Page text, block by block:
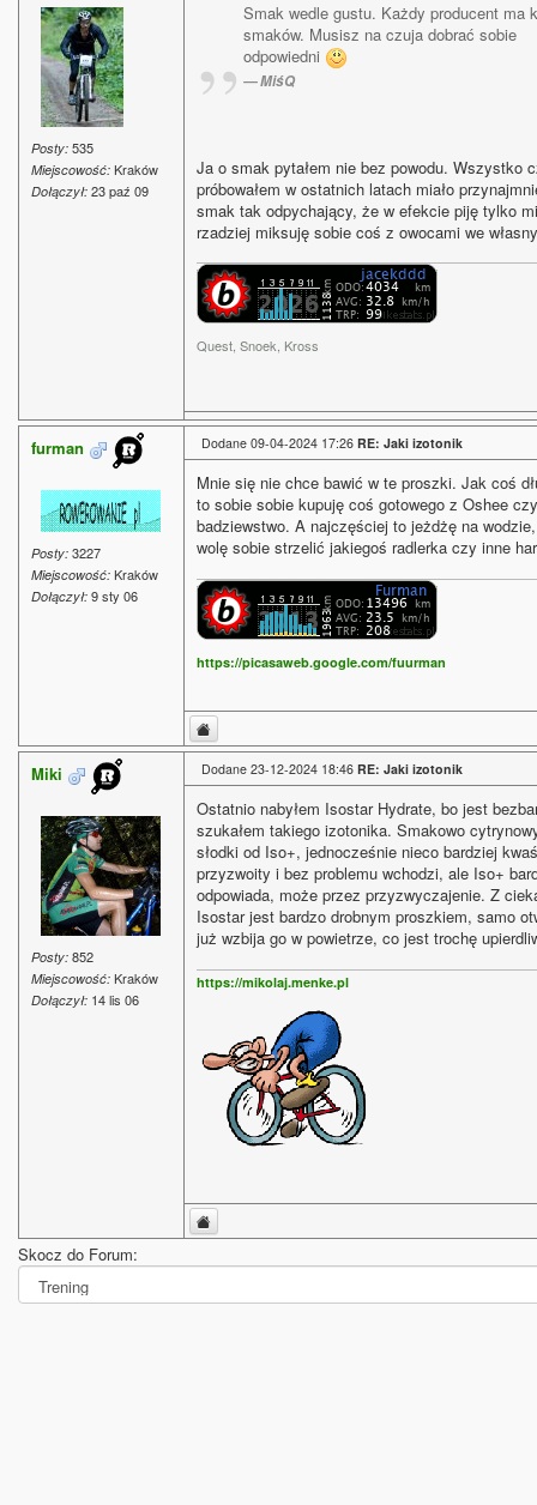
Posty: 535
Miejscowość: Kraków
Dołączył: 23 paź 09
Smak wedle gustu. Każdy producent ma
smaków. Musisz na czuja dobrać sobie
odpowiedni
MiśQ
Ja o smak pytałem nie bez powodu. Wszystko
próbowałem w ostatnich latach miało
smak tak odpychający, że w efekcie piję tylko
rzadziej miksuję sobie coś z owocami we
Quest, Snoek, Kross
furman
Posty: 3227
Miejscowość: Kraków
Dołączył: 9 sty 06
Dodane 09-04-2024 17:26 RE: Jaki izotonik
Mnie się nie chce bawić w te proszki. Jak coś
to sobie sobie kupuję coś gotowego z Oshee
badziewstwo. A najczęściej to jeżdżę na
wolę sobie strzelić jakiegoś radlerka czy inne
https://picasaweb.google.com/fuurman
Miki
Posty: 852
Miejscowość: Kraków
Dołączył: 14 lis 06
Dodane 23-12-2024 18:46 RE: Jaki izotonik
Ostatnio nabyłem Isostar Hydrate, bo jest
szukałem takiego izotonika. Smakowo
słodki od Iso+, jednocześnie nieco bardziej
przyzwoity i bez problemu wchodzi, ale Iso+
odpowiada, może przez przyzwyczajenie. Z
Isostar jest bardzo drobnym proszkiem, samo
już wzbija go w powietrze, co jest trochę
https://mikolaj.menke.pl
Skocz do Forum: